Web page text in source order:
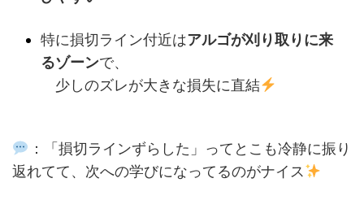
特に損切ライン付近はアルゴが刈り取りに来
るゾーンで、
少しのズレが大きな損失に直結
：「損切ラインずらした」ってとこも冷静に振り
返れてて、次への学びになってるのがナイス